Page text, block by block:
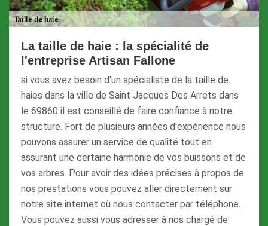
La taille de haie : la spécialité de
l'entreprise Artisan Fallone
si vous avez besoin d'un spécialiste de la taille de
haies dans la ville de Saint Jacques Des Arrets dans
le 69860 il est conseillé de faire confiance à notre
structure. Fort de plusieurs années d'expérience nous
pouvons assurer un service de qualité tout en
assurant une certaine harmonie de vos buissons et de
vos arbres. Pour avoir des idées précises à propos de
nos prestations vous pouvez aller directement sur
notre site internet où nous contacter par téléphone.
Vous pouvez aussi vous adresser à nos chargé de